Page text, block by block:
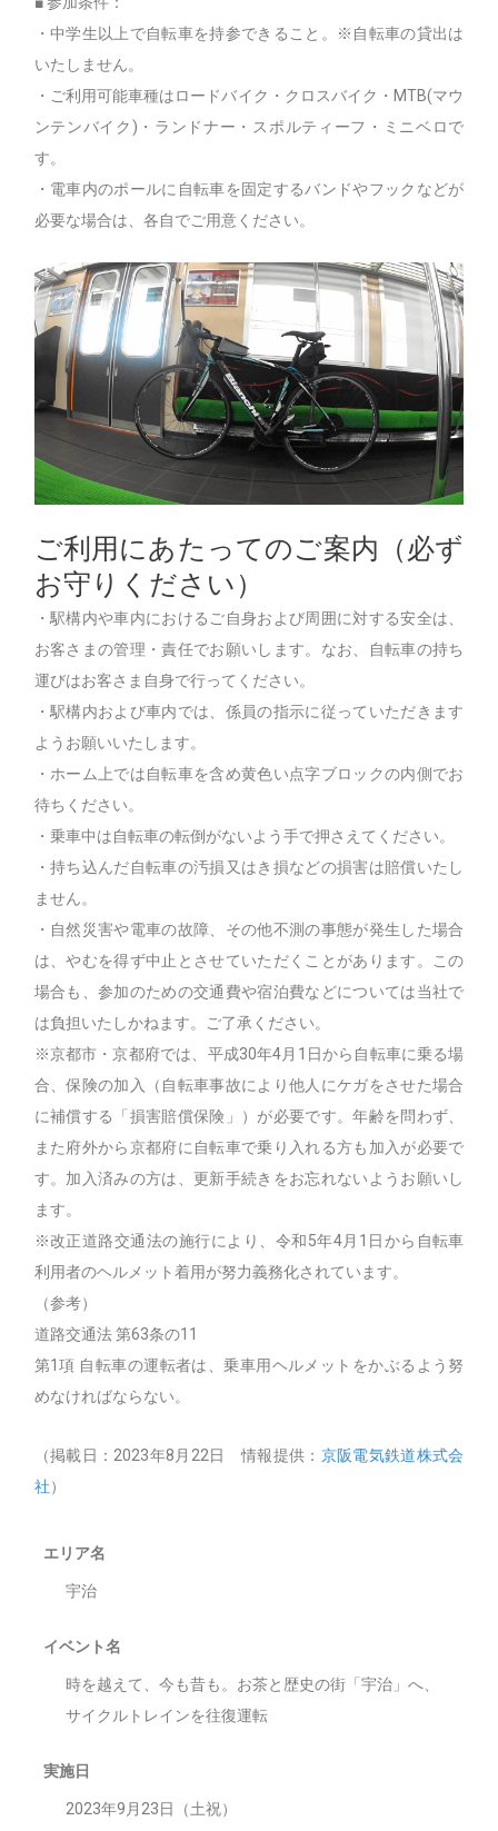
・中学生以上で自転車を持参できること。※自転車の貸出は
いたしません。
・ご利用可能車種はロードバイク・クロスバイク・MTB(マウ
ンテンバイク)・ランドナー・スポルティーフ・ミニベロで
す。
・電車内のポールに自転車を固定するバンドやフックなどが
必要な場合は、各自でご用意ください。
ご利用にあたってのご案内（必ず
お守りください）
・駅構内や車内におけるご自身および周囲に対する安全は、
お客さまの管理・責任でお願いします。なお、自転車の持ち
運びはお客さま自身で行ってください。
・駅構内および車内では、係員の指示に従っていただきます
ようお願いいたします。
・ホーム上では自転車を含め黄色い点字ブロックの内側でお
待ちください。
・乗車中は自転車の転倒がないよう手で押さえてください。
・持ち込んだ自転車の汚損又はき損などの損害は賠償いたし
ません。
・自然災害や電車の故障、その他不測の事態が発生した場合
は、やむを得ず中止とさせていただくことがあります。この
場合も、参加のための交通費や宿泊費などについては当社で
は負担いたしかねます。ご了承ください。
※京都市・京都府では、平成30年4月1日から自転車に乗る場
合、保険の加入（自転車事故により他人にケガをさせた場合
に補償する「損害賠償保険」）が必要です。年齢を問わず、
また府外から京都府に自転車で乗り入れる方も加入が必要で
す。加入済みの方は、更新手続きをお忘れないようお願いし
ます。
※改正道路交通法の施行により、令和5年4月1日から自転車
利用者のヘルメット着用が努力義務化されています。
（参考）
道路交通法 第63条の11
第1項 自転車の運転者は、乗車用ヘルメットをかぶるよう努
めなければならない。
（掲載日：2023年8月22日 情報提供： 京阪電気鉄道株式会
社）
エリア名
宇治
イベント名
時を越えて、今も昔も。お茶と歴史の街「宇治」へ、
サイクルトレインを往復運転
実施日
2023年9月23日（土祝）